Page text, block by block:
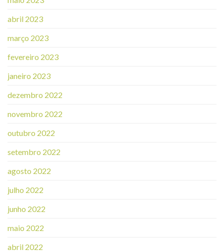
abril 2023
março 2023
fevereiro 2023
janeiro 2023
dezembro 2022
novembro 2022
outubro 2022
setembro 2022
agosto 2022
julho 2022
junho 2022
maio 2022
abril 2022